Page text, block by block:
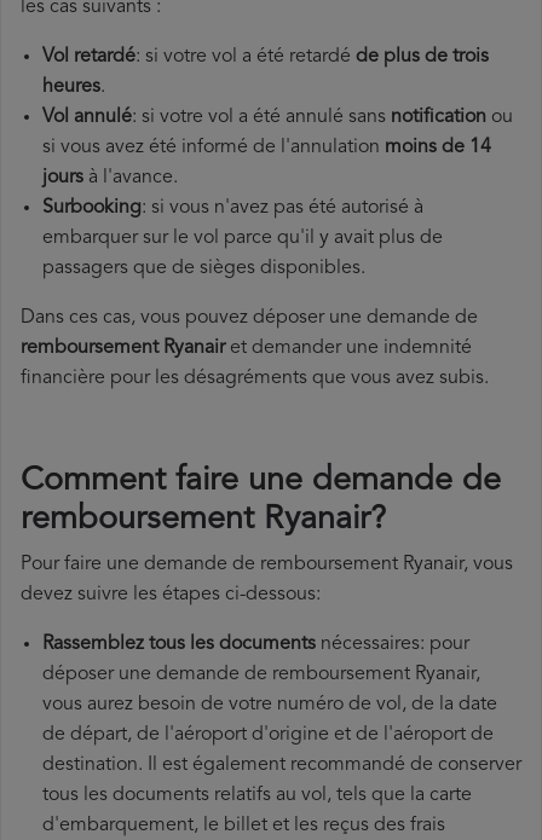
les cas suivants :
Vol retardé: si votre vol a été retardé de plus de trois
heures.
Vol annulé: si votre vol a été annulé sans notification ou
si vous avez été informé de l'annulation moins de 14
jours à l'avance.
Surbooking: si vous n'avez pas été autorisé à
embarquer sur le vol parce qu'il y avait plus de
passagers que de sièges disponibles.
Dans ces cas, vous pouvez déposer une demande de
remboursement Ryanairet demander une indemnité
financière pour les désagréments que vous avez subis.
Comment faire une demande de
remboursement Ryanair?
Pour faire une demande de remboursement Ryanair, vous
devez suivre les étapes ci-dessous:
Rassemblez tous les documents nécessaires: pour
déposer une demande de remboursement Ryanair,
vous aurez besoin de votre numéro de vol, de la date
de départ, de l'aéroport d'origine et de l'aéroport de
destination. Il est également recommandé de conserver
tous les documents relatifs au vol, tels que la carte
d'embarquement, le billet et les reçus des frais